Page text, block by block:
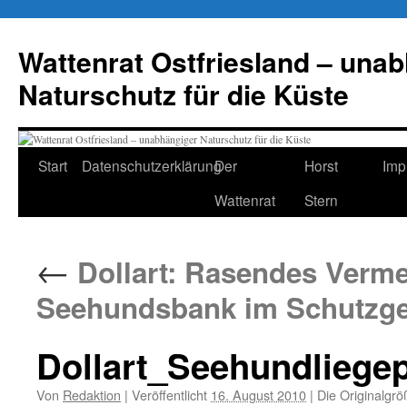
springen
Wattenrat Ostfriesland –
Naturschutz für die Küste
Start DatenschutzerklärungDer
Wattenrat
Horst
Stern
← Dollart: Rasendes
Seehundsbank im
Von Redaktion | Veröffentlicht 16. August 2010 | Die